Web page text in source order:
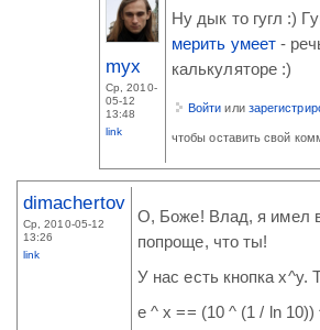
myx
Ср, 2010-
05-12
13:48
link
Ну дык то гугл :)
мерить умеет-
калькуляторе :)
Войти или
чтобы оставить свой
dimachertov
Ср, 2010-05-12
13:26
link
О, Боже! Влад, я имел
попроще, что ты!
У нас есть кнопка x^y.
e ^ x == (10 ^ (1 / ln 10))